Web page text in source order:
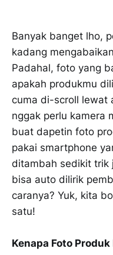
Banyak banget lho,
kadang
Padahal, foto yang
apakah produkmu
cuma di-scroll lewat
nggak perlu kamera
buat dapetin foto
pakai smartphone
ditambah sedikit trik
bisa auto dilirik
caranya? Yuk, kita
satu!
Kenapa Foto